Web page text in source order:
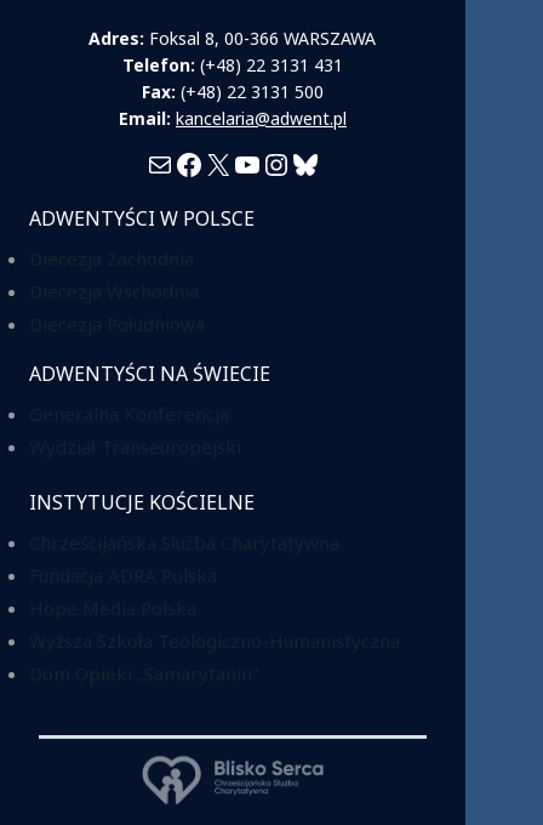
Adres: Foksal 8, 00-366 WARSZAWA
Telefon: (+48) 22 3131 431
Fax: (+48) 22 3131 500
Email: kancelaria@adwent.pl
MailFacebook
X YouTube
Instagram
Bluesky
ADWENTYŚCI W POLSCE
ADWENTYŚCI NA ŚWIECIE
INSTYTUCJE KOŚCIELNE